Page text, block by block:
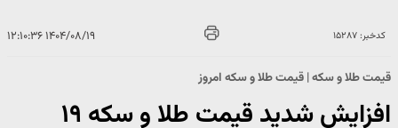
کدخبر: ۱۵۲۸۷ ۱۴۰۴/۰۸/۱۹ ۱۲:۱۰:۳۶
قیمت طلا و سکه | قیمت طلا و سکه امروز
افزایش شدید قیمت طلا و سکه ۱۹